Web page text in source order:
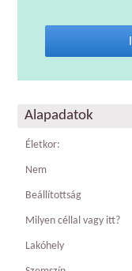
Alapadatok
Életkor:
Nem
Beállítottság
Milyen céllal vagy itt?
Lakóhely